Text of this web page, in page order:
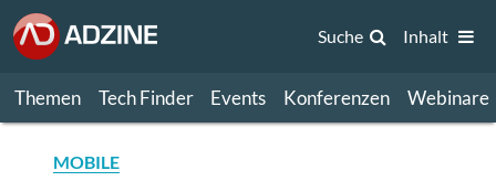
Themen Tech Finder Events Konferenzen Webinare
Suche Inhalt
MOBILE